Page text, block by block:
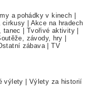
a pohádky v kinech
cirkusy
Akce na hradech
tanec Tvořivé aktivity
závody, hry
zábava |TV
výlety
Výlety za historií